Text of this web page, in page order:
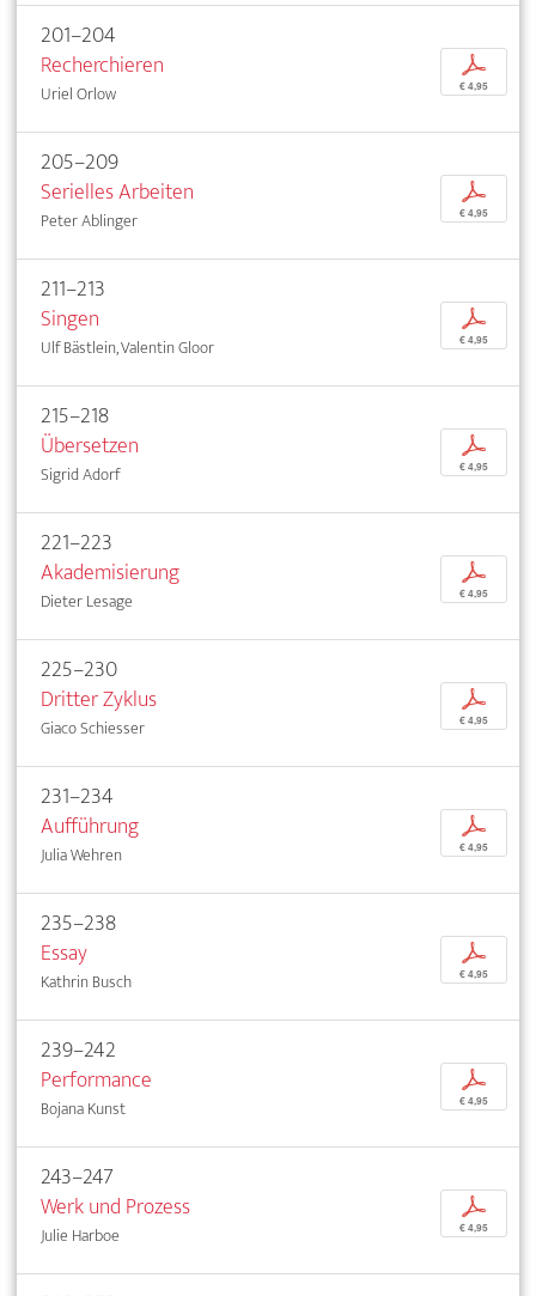
201–204
Recherchieren
Uriel Orlow
p
€ 4,95
205–209
Serielles Arbeiten
Peter Ablinger
p
€ 4,95
211–213
Singen
Ulf Bästlein, Valentin Gloor
p
€ 4,95
215–218
Übersetzen
Sigrid Adorf
p
€ 4,95
221–223
Akademisierung
Dieter Lesage
p
€ 4,95
225–230
Dritter Zyklus
Giaco Schiesser
p
€ 4,95
231–234
Aufführung
Julia Wehren
p
€ 4,95
235–238
Essay
Kathrin Busch
p
€ 4,95
239–242
Performance
Bojana Kunst
p
€ 4,95
243–247
Werk und Prozess
Julie Harboe
p
€ 4,95